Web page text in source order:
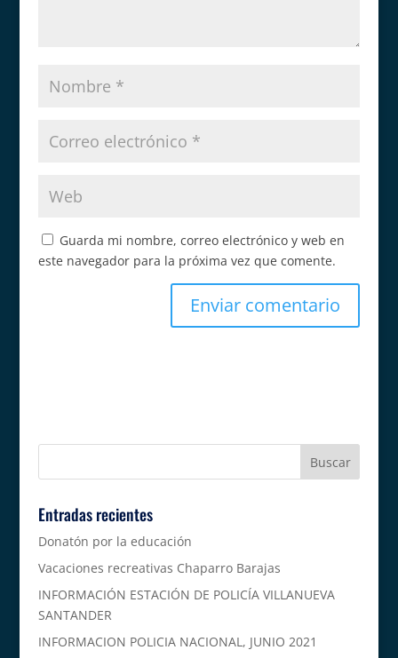
Guarda mi nombre, correo electrónico y web en
este navegador para la próxima vez que comente.
Entradas recientes
Donatón por la educación
Vacaciones recreativas Chaparro Barajas
INFORMACIÓN ESTACIÓN DE POLICÍA VILLANUEVA
SANTANDER
INFORMACION POLICIA NACIONAL, JUNIO 2021